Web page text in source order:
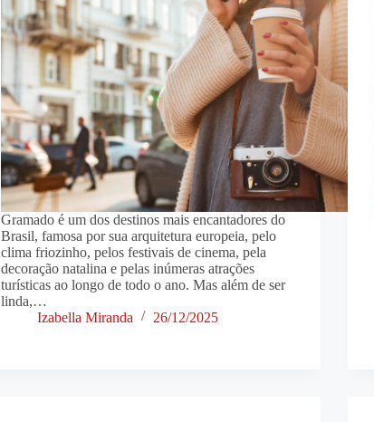
Gramado é um dos destinos mais encantadores do
Brasil, famosa por sua arquitetura europeia, pelo
clima friozinho, pelos festivais de cinema, pela
decoração natalina e pelas inúmeras atrações
turísticas ao longo de todo o ano. Mas além de ser
linda,…
Izabella Miranda
26/12/2025